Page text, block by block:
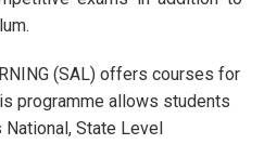
(SAL) offers courses for
programme allows students
State Level